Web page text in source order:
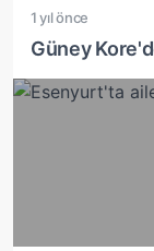
1 yıl önce
Güney